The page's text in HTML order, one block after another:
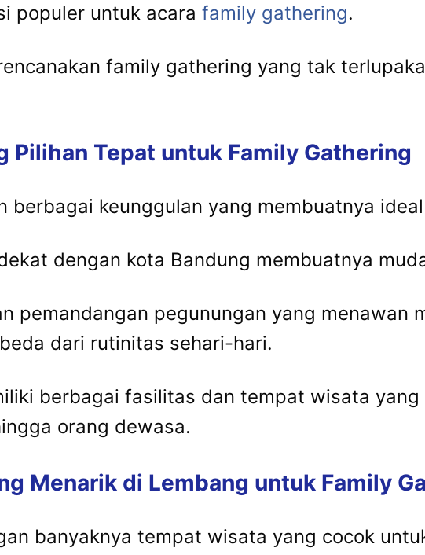
populer untuk acara family gathering.
family gathering yang tak
Pilihan Tepat untuk Family Gathering
berbagai keunggulan yang membuatnya
dengan kota Bandung membuatnya
pemandangan pegunungan yang menawan
dari rutinitas sehari-hari.
berbagai fasilitas dan tempat wisata
orang dewasa.
Menarik di Lembang untuk Family
banyaknya tempat wisata yang cocok